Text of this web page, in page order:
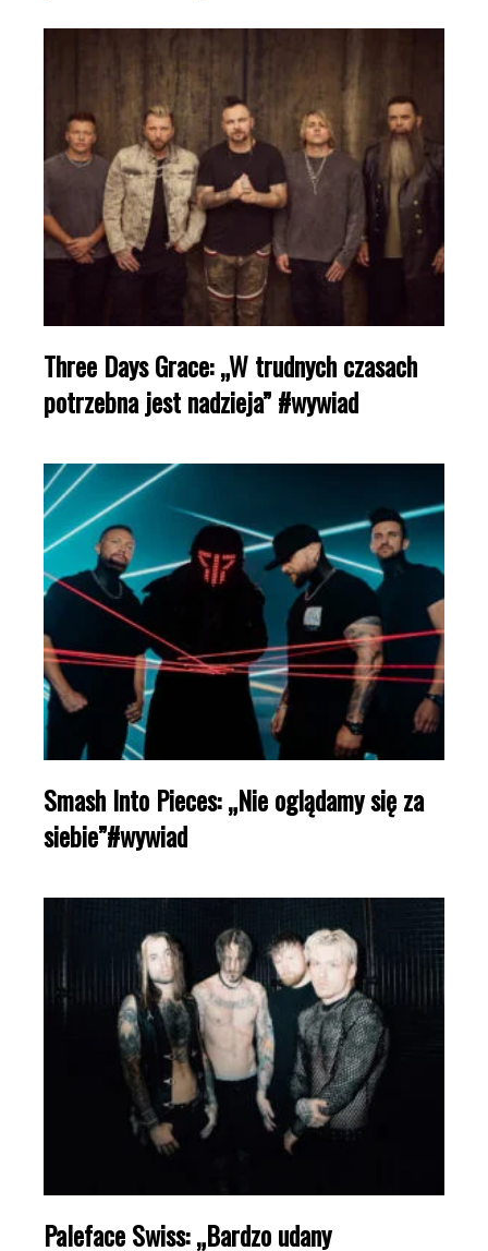
Three Days Grace: „W trudnych czasach
potrzebna jest nadzieja” #wywiad
Smash Into Pieces: „Nie oglądamy się za
siebie”#wywiad
Paleface Swiss: „Bardzo udany